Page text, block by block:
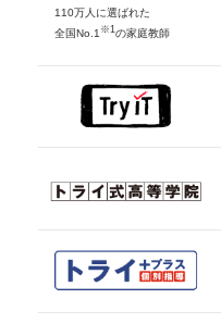
110万人に選ばれた
全国No.1 ※1の家庭教師